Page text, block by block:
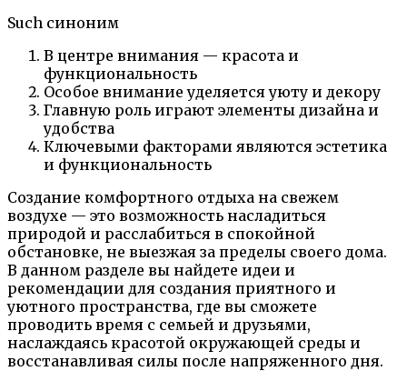
Such синоним
В центре внимания — красота и
функциональность
Особое внимание уделяется уюту и декору
Главную роль играют элементы дизайна и
удобства
Ключевыми факторами являются эстетика
и функциональность
Создание комфортного отдыха на свежем
воздухе — это возможность насладиться
природой и расслабиться в спокойной
обстановке, не выезжая за пределы своего дома.
В данном разделе вы найдете идеи и
рекомендации для создания приятного и
уютного пространства, где вы сможете
проводить время с семьей и друзьями,
наслаждаясь красотой окружающей среды и
восстанавливая силы после напряженного дня.